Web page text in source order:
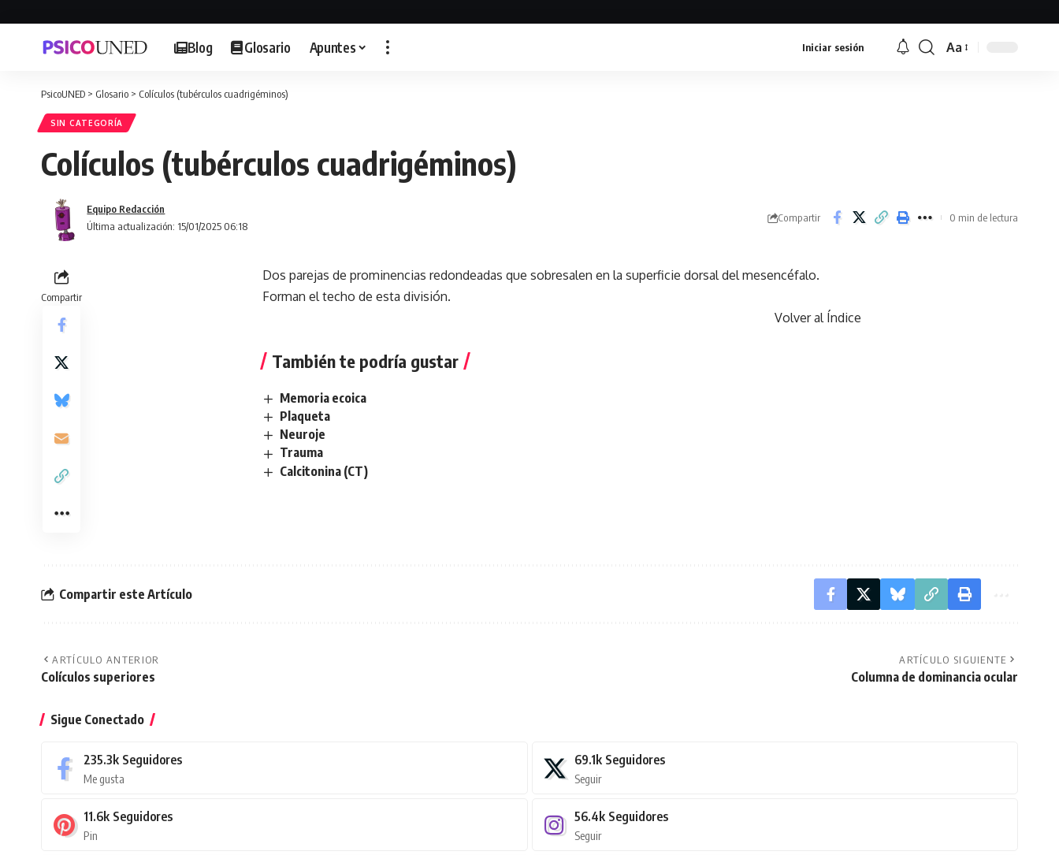
Blog Glosario Apuntes Iniciar sesión
Font
Aa
PsicoUNED > Glosario > Colículos (tubérculos cuadrigéminos)
SIN CATEGORÍA
Colículos (tubérculos cuadrigéminos)
Última actualización: 15/01/2025 06:18
Equipo Redacción
Compartir 0 min de lectura
Compartir
Dos parejas de prominencias redondeadas que sobresalen en la superficie dorsal del mesencéfalo.
Forman el techo de esta división.
Volver al Índice
También te podría gustar
Memoria ecoica
Plaqueta
Neuroje
Trauma
Calcitonina (CT)
Compartir este Artículo
ARTÍCULO ANTERIOR
Colículos superiores
ARTÍCULO SIGUIENTE
Columna de dominancia ocular
Sigue Conectado
235.3k Seguidores
Me gusta
69.1k Seguidores
Seguir
11.6k Seguidores
Pin
56.4k Seguidores
Seguir